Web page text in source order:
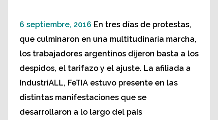
6 septiembre, 2016 En tres días de protestas,
que culminaron en una multitudinaria marcha,
los trabajadores argentinos dijeron basta a los
despidos, el tarifazo y el ajuste. La afiliada a
IndustriALL, FeTIA estuvo presente en las
distintas manifestaciones que se
desarrollaron a lo largo del país